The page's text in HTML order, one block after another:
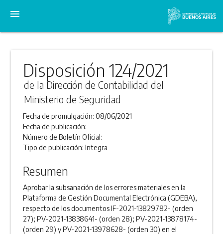
menu
Disposición 124/2021
de la Dirección de Contabilidad del
Ministerio de Seguridad
Fecha de promulgación:08/06/2021
Fecha de publicación:
Número de Boletín Oficial:
Tipo de publicación:Integra
Resumen
Aprobar la subsanación de los errores materiales en la
Plataforma de Gestión Documental Electrónica (GDEBA),
respecto de los documentos IF-2021-13829782- (orden
27); PV-2021-13838641- (orden 28); PV-2021-13878174-
(orden 29) y PV-2021-13978628- (orden 30) en el